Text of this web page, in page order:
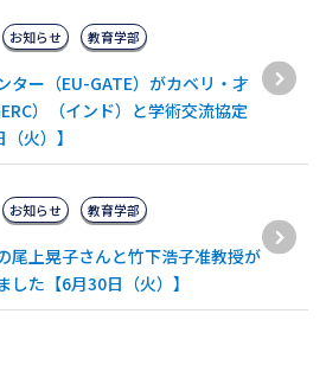
ター（EU-GATE）がカベリ・才
）（インド）と学術交流協定
火）】
お知らせ 教育学部
尾上晃子さんと竹下浩子准教授が
た【6月30日（火）】
お知らせ 教育学部